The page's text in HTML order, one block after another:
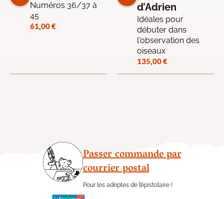
Numéros 36/37 à
45
61,00€
d’Adrien
Idéales pour
débuter dans
l'observation des
oiseaux
135,00€
Passer commande par
courrier postal
Pour les adeptes de l’épistolaire !